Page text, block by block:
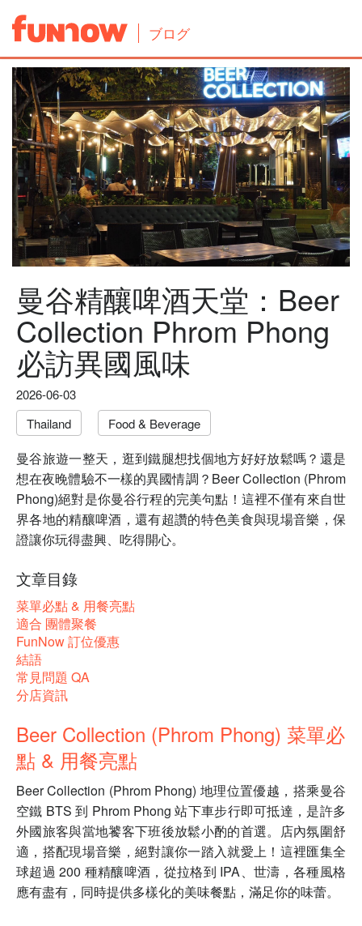
ブログ
曼谷精釀啤酒天堂：Beer
Collection Phrom Phong
必訪異國風味
2026-06-03
Thailand
Food & Beverage
曼谷旅遊一整天，逛到鐵腿想找個地方好好放鬆嗎？還是
想在夜晚體驗不一樣的異國情調？Beer Collection (Phrom
Phong)絕對是你曼谷行程的完美句點！這裡不僅有來自世
界各地的精釀啤酒，還有超讚的特色美食與現場音樂，保
證讓你玩得盡興、吃得開心。
文章目錄
菜單必點 & 用餐亮點
適合 團體聚餐
FunNow 訂位優惠
結語
常見問題 QA
分店資訊
Beer Collection (Phrom Phong) 菜單必
點 & 用餐亮點
Beer Collection (Phrom Phong) 地理位置優越，搭乘曼谷
空鐵 BTS 到 Phrom Phong 站下車步行即可抵達，是許多
外國旅客與當地饕客下班後放鬆小酌的首選。店內氛圍舒
適，搭配現場音樂，絕對讓你一踏入就愛上！這裡匯集全
球超過 200 種精釀啤酒，從拉格到 IPA、世濤，各種風格
應有盡有，同時提供多樣化的美味餐點，滿足你的味蕾。